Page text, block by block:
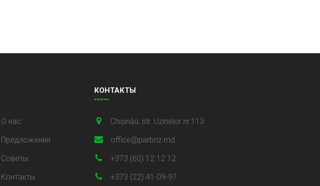
О нас
Предложения
Советы
Контакты
КОНТАКТЫ
Chișinău, str. Uzinelor nr.113
office@parbriz.md
+373 (60) 12 12 12
+373 (22) 41-09-97